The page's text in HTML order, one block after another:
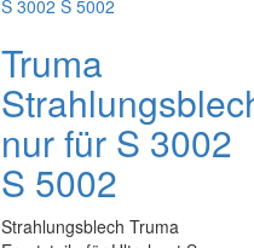
Truma
nur für S 3002
S 5002
Strahlungsblech Truma